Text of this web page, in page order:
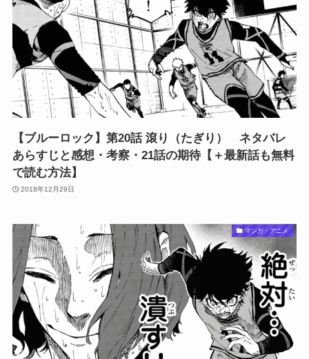
【ブルーロック】第20話 滾り（たぎり） ネタバレ
あらすじと感想・考察・21話の期待【＋最新話も無料
で読む方法】
2018年12月29日
マンガ・アニメ